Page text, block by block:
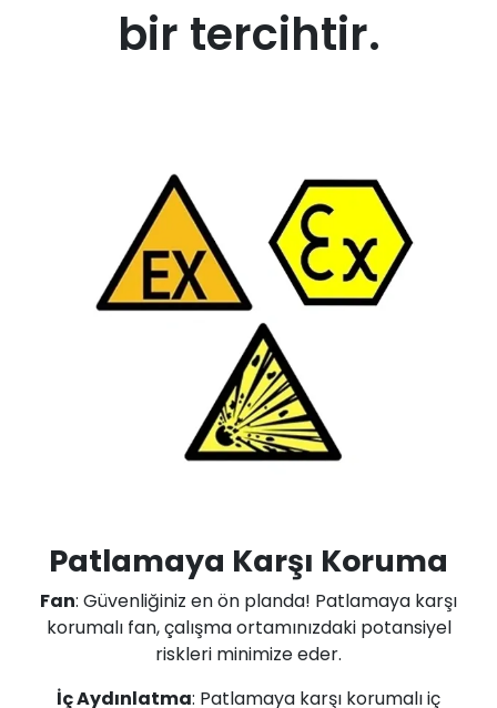
bir tercihtir.
Patlamaya Karşı Koruma
Fan: Güvenliğiniz en ön planda! Patlamaya karşı
korumalı fan, çalışma ortamınızdaki potansiyel
riskleri minimize eder.
İç Aydınlatma: Patlamaya karşı korumalı iç